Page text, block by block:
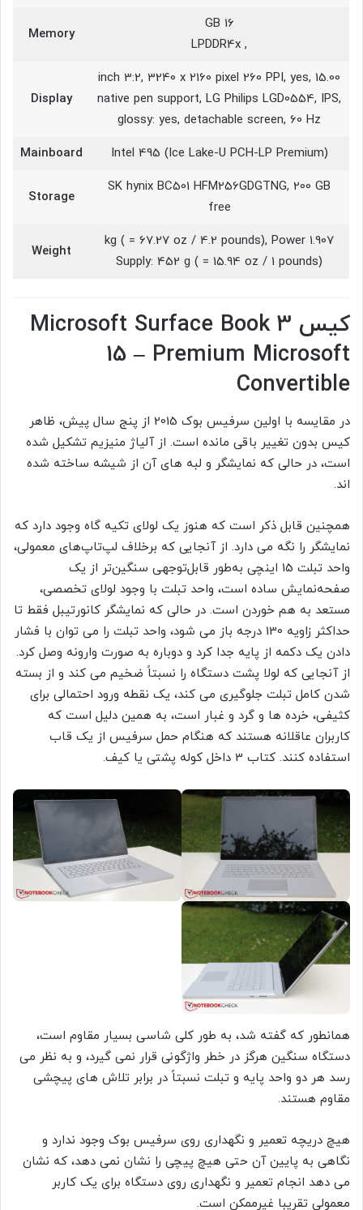
16 GB
, LPDDR4x
Memory
15.00 inch 3:2, 3240 x 2160 pixel 260 PPI, yes,
native pen support, LG Philips LGD0554, IPS,
glossy: yes, detachable screen, 60 Hz
Display
Intel 495 (Ice Lake-U PCH-LP Premium)
Mainboard
SK hynix BC501 HFM256GDGTNG, 200 GB
free
Storage
1.907 kg ( = 67.27 oz / 4.2 pounds), Power
Supply: 452 g ( = 15.94 oz / 1 pounds)
Weight
کیس Microsoft Surface Book 3
15 – Premium Microsoft
Convertible
در مقایسه با اولین سرفیس بوک 2015 از پنج سال پیش، ظاهر
کیس بدون تغییر باقی مانده است. از آلیاژ منیزیم تشکیل شده
است، در حالی که نمایشگر و لبه های آن از شیشه ساخته شده
اند.
همچنین قابل ذکر است که هنوز یک لولای تکیه گاه وجود دارد که
نمایشگر را نگه می دارد. از آنجایی که برخلاف لپ‌تاپ‌های معمولی،
واحد تبلت 15 اینچی به‌طور قابل‌توجهی سنگین‌تر از یک
صفحه‌نمایش ساده است، واحد تبلت با وجود لولای تخصصی،
مستعد به هم خوردن است. در حالی که نمایشگر کانورتیبل فقط تا
حداکثر زاویه 130 درجه باز می شود، واحد تبلت را می توان با فشار
دادن یک دکمه از پایه جدا کرد و دوباره به صورت وارونه وصل کرد.
از آنجایی که لولا پشت دستگاه را نسبتاً ضخیم می کند و از بسته
شدن کامل تبلت جلوگیری می کند، یک نقطه ورود احتمالی برای
کثیفی، خرده ها و گرد و غبار است، به همین دلیل است که
کاربران عاقلانه هستند که هنگام حمل سرفیس از یک قاب
استفاده کنند. کتاب 3 داخل کوله پشتی یا کیف.
همانطور که گفته شد، به طور کلی شاسی بسیار مقاوم است،
دستگاه سنگین هرگز در خطر واژگونی قرار نمی گیرد، و به نظر می
رسد هر دو واحد پایه و تبلت نسبتاً در برابر تلاش های پیچشی
مقاوم هستند.
هیچ دریچه تعمیر و نگهداری روی سرفیس بوک وجود ندارد و
نگاهی به پایین آن حتی هیچ پیچی را نشان نمی دهد، که نشان
می دهد انجام تعمیر و نگهداری روی دستگاه برای یک کاربر
معمولی تقریبا غیرممکن است.